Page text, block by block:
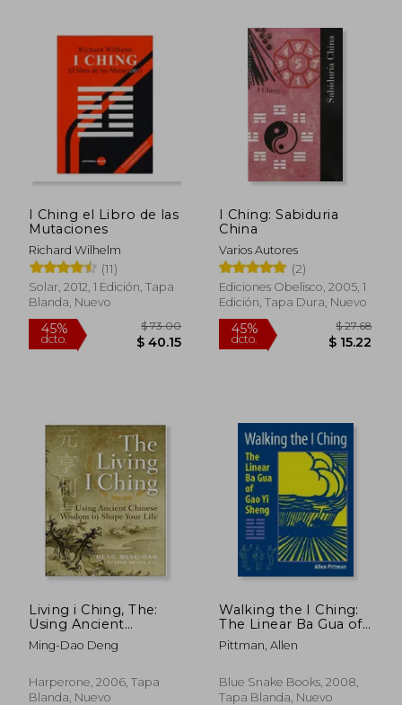
40% 40%
dcto.
I Ching el Libro de las
Mutaciones
Richard Wilhelm
(11)
Solar, 2012, 1 Edición, Tapa
Blanda, Nuevo
45%
dcto.
$ 73.00
$ 40.15
I Ching: Sabiduria
China
Varios Autores
(2)
Ediciones Obelisco, 2005, 1
Edición, Tapa Dura, Nuevo
45%
dcto.
Living i Ching, The:
Using Ancient
Chinese Wisdom to
Shape Your Life (en
Ming-Dao Deng
Harperone, 2006, Tapa
Blanda, Nuevo
Walking the I Ching:
The Linear Ba Gua of
Gao Yi Sheng (en
Inglés)
Pittman, Allen
Blue Snake Books, 2008,
Tapa Blanda, Nuevo